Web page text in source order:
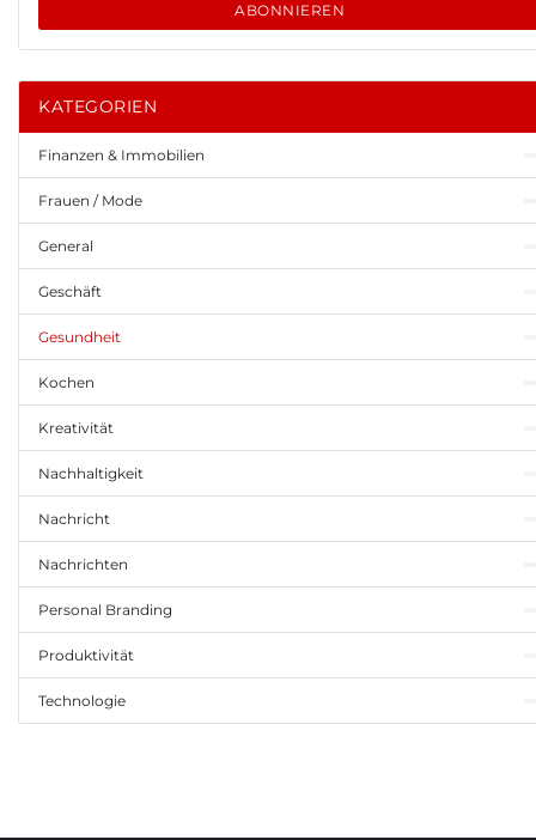
ABONNIEREN
KATEGORIEN
Finanzen & Immobilien
Frauen / Mode
General
Geschäft
Gesundheit
Kochen
Kreativität
Nachhaltigkeit
Nachricht
Nachrichten
Personal Branding
Produktivität
Technologie